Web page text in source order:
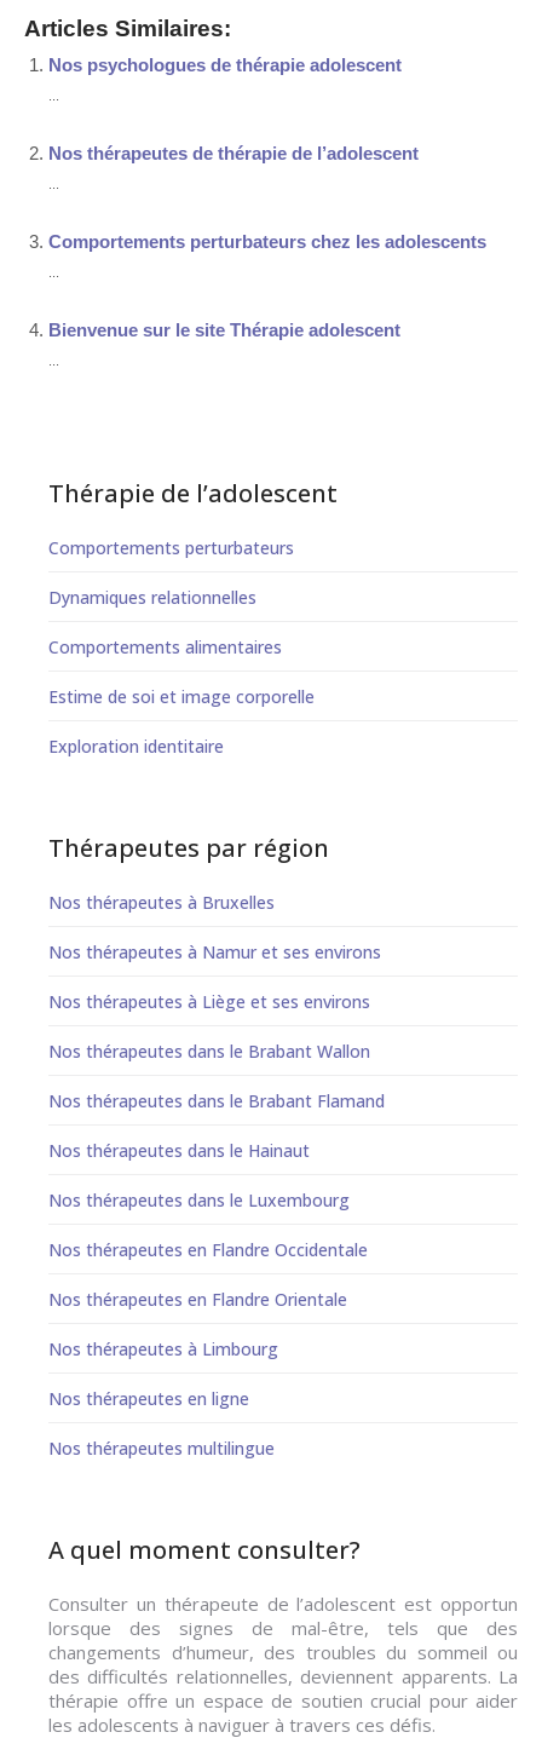
Articles Similaires:
Nos psychologues de thérapie adolescent
Nos thérapeutes de thérapie de l’adolescent
Comportements perturbateurs chez les adolescents
Bienvenue sur le site Thérapie adolescent
Thérapie de l’adolescent
Comportements perturbateurs
Dynamiques relationnelles
Comportements alimentaires
Estime de soi et image corporelle
Exploration identitaire
Thérapeutes par région
Nos thérapeutes à Bruxelles
Nos thérapeutes à Namur et ses environs
Nos thérapeutes à Liège et ses environs
Nos thérapeutes dans le Brabant Wallon
Nos thérapeutes dans le Brabant Flamand
Nos thérapeutes dans le Hainaut
Nos thérapeutes dans le Luxembourg
Nos thérapeutes en Flandre Occidentale
Nos thérapeutes en Flandre Orientale
Nos thérapeutes à Limbourg
Nos thérapeutes en ligne
Nos thérapeutes multilingue
A quel moment consulter?
Consulter un thérapeute de l’adolescent est opportun
lorsque des signes de mal-être, tels que des
changements d’humeur, des troubles du sommeil ou
des difficultés relationnelles, deviennent apparents. La
thérapie offre un espace de soutien crucial pour aider
les adolescents à naviguer à travers ces défis.